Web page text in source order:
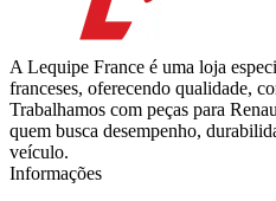
A Lequipe France é uma loja
franceses, oferecendo qualidade,
Trabalhamos com peças para
quem busca desempenho,
veículo.
Informações